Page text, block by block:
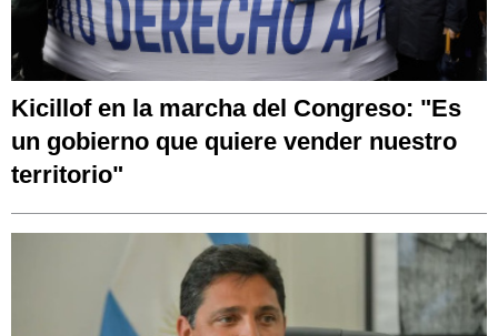
Kicillof en la marcha del Congreso: "Es
un gobierno que quiere vender nuestro
territorio"